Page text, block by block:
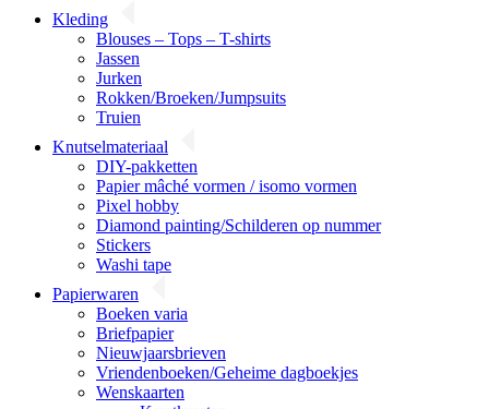
Kleding
Blouses – Tops – T-shirts
Jassen
Jurken
Rokken/Broeken/Jumpsuits
Truien
Knutselmateriaal
DIY-pakketten
Papier mâché vormen / isomo vormen
Pixel hobby
Diamond painting/Schilderen op nummer
Stickers
Washi tape
Papierwaren
Boeken varia
Briefpapier
Nieuwjaarsbrieven
Vriendenboeken/Geheime dagboekjes
Wenskaarten